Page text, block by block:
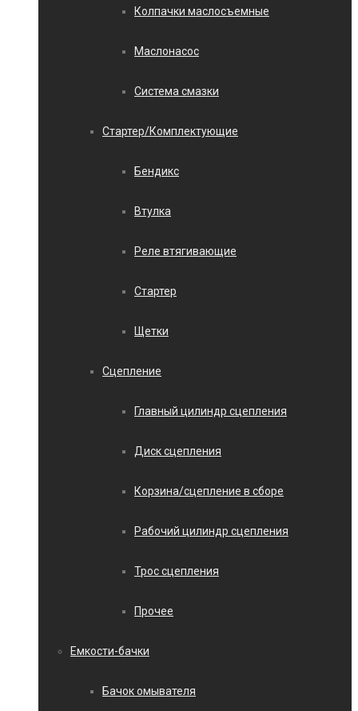
Колпачки маслосъемные
Маслонасос
Система смазки
Стартер/Комплектующие
Бендикс
Втулка
Реле втягивающие
Стартер
Щетки
Сцепление
Главный цилиндр сцепления
Диск сцепления
Корзина/сцепление в сборе
Рабочий цилиндр сцепления
Трос сцепления
Прочее
Емкости-бачки
Бачок омывателя